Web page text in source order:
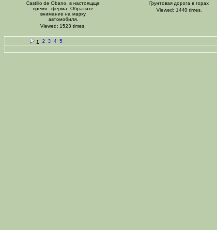
Castillo de Obano, в настоящще
время - ферма. Обратите
внимание на марку
автомобиля.
Viewed: 1523 times.
Грунтовая дорога в горах
Viewed: 1440 times.
1 2 3 4 5